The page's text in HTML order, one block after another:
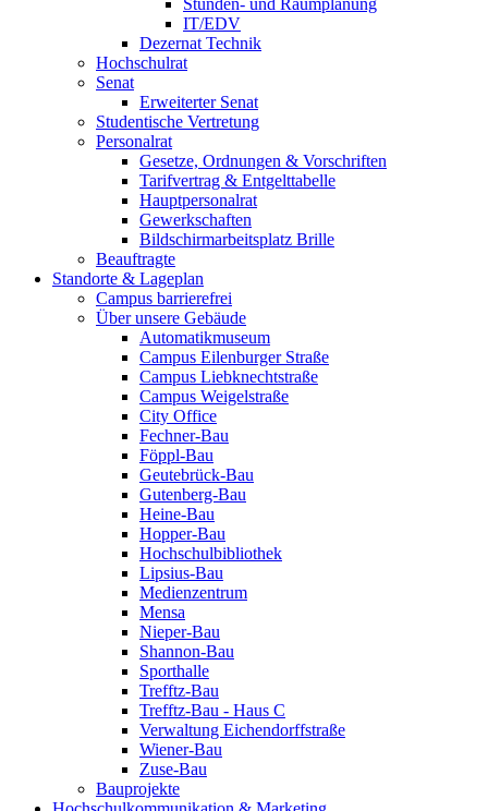
IT/EDV
Dezernat Technik
Hochschulrat
Senat
Erweiterter Senat
Studentische Vertretung
Personalrat
Gesetze, Ordnungen & Vorschriften
Tarifvertrag & Entgelttabelle
Hauptpersonalrat
Gewerkschaften
Bildschirmarbeitsplatz Brille
Beauftragte
Standorte & Lageplan
Campus barrierefrei
Über unsere Gebäude
Automatikmuseum
Campus Eilenburger Straße
Campus Liebknechtstraße
Campus Weigelstraße
City Office
Fechner-Bau
Föppl-Bau
Geutebrück-Bau
Gutenberg-Bau
Heine-Bau
Hopper-Bau
Hochschulbibliothek
Lipsius-Bau
Medienzentrum
Mensa
Nieper-Bau
Shannon-Bau
Sporthalle
Trefftz-Bau
Trefftz-Bau - Haus C
Verwaltung Eichendorffstraße
Wiener-Bau
Zuse-Bau
Bauprojekte